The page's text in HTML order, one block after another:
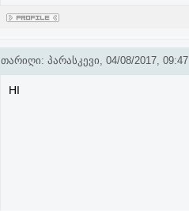
თარიღი: პარასკევი, 04/08/2017,
HI